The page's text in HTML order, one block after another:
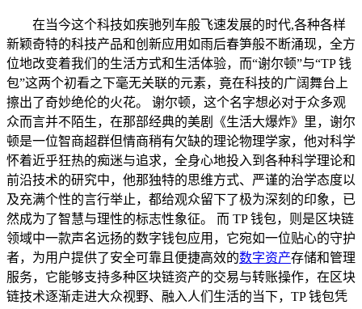
在当今这个科技如疾驰列车般飞速发展的时代,各种各样
新颖奇特的科技产品和创新应用如雨后春笋般不断涌现，全方
位地改变着我们的生活方式和生活体验，而“谢尔顿”与“TP 钱
包”这两个初看之下毫无关联的元素，竟在科技的广阔舞台上
擦出了奇妙绝伦的火花。 谢尔顿，这个名字想必对于众多观
众而言并不陌生，在那部经典的美剧《生活大爆炸》里，谢尔
顿是一位智商超群但情商稍有欠缺的理论物理学家，他对科学
怀着近乎狂热的痴迷与追求，全身心地投入到各种科学理论和
前沿技术的研究中，他那独特的思维方式、严谨的治学态度以
及充满个性的言行举止，都给观众留下了极为深刻的印象，已
然成为了智慧与理性的标志性象征。 而 TP 钱包，则是区块链
领域中一款声名远扬的数字钱包应用，它宛如一位贴心的守护
者，为用户提供了安全可靠且便捷高效的数字资产存储和管理
服务，它能够支持多种区块链资产的交易与转账操作，在区块
链技术逐渐走进大众视野、融入人们生活的当下，TP 钱包凭